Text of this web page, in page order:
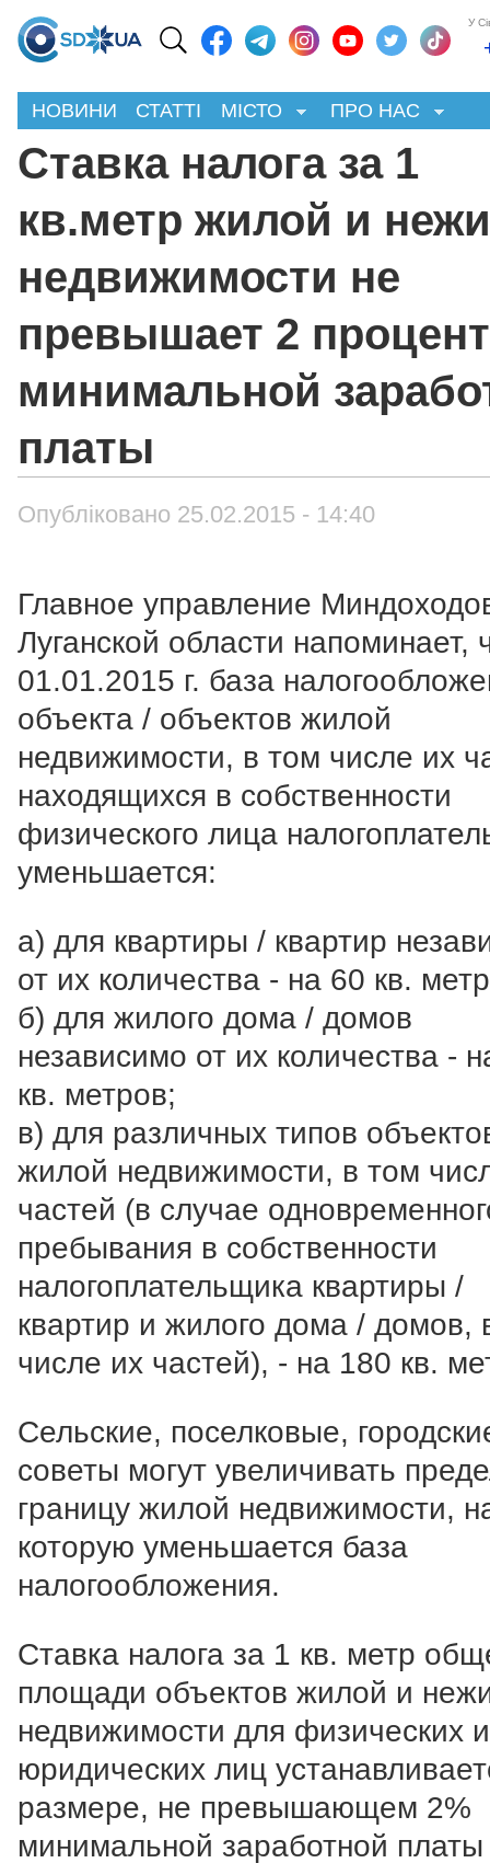
У
НОВИНИ СТАТТІ МІСТО ПРО НАС
Ставка налога за 1
кв.метр жилой и
недвижимости не
превышает 2
минимальной
платы
Опубліковано 25.02.2015 - 14:40
Главное управление
Луганской области напоминает,
01.01.2015 г. база
объекта / объектов жилой
недвижимости, в том числе их
находящихся в собственности
физического лица
уменьшается:
а) для квартиры / квартир
от их количества - на 60 кв.
б) для жилого дома / домов
независимо от их количества -
кв. метров;
в) для различных типов
жилой недвижимости, в том
частей (в случае
пребывания в собственности
налогоплательщика квартиры /
квартир и жилого дома / домов,
числе их частей), - на 180 кв.
Сельские, поселковые,
советы могут увеличивать
границу жилой недвижимости,
которую уменьшается база
налогообложения.
Ставка налога за 1 кв. метр
площади объектов жилой и
недвижимости для физических и
юридических лиц
размере, не превышающем 2%
минимальной заработной платы